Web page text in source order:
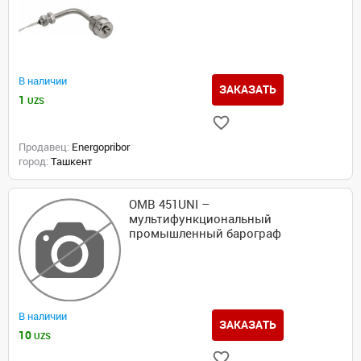
В наличии
1 UZS
ЗАКАЗАТЬ
Продавец: Energopribor
город: Ташкент
OMB 451UNI –
мультифункциональный
промышленный барограф
В наличии
10 UZS
ЗАКАЗАТЬ